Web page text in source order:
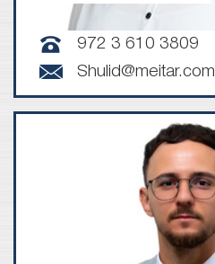
972 3 610 3809
Shulid@meitar.com